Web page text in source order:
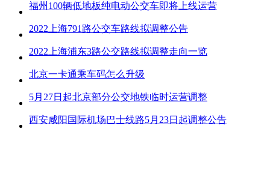
福州100辆低地板纯电动公交车即将上线运营
2022上海791路公交车路线拟调整公告
2022上海浦东3路公交路线拟调整走向一览
北京一卡通乘车码怎么升级
5月27日起北京部分公交地铁临时运营调整
西安咸阳国际机场巴士线路5月23日起调整公告